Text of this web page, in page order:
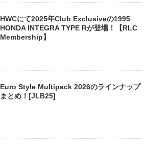
HWCにて2025年Club Exclusiveの1995
HONDA INTEGRA TYPE Rが登場！【RLC
Membership】
Euro Style Multipack 2026のラインナップ
まとめ！[JLB25]